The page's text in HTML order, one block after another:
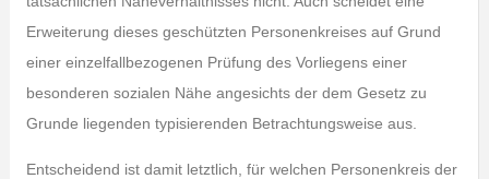
Erweiterung dieses geschützten Personenkreises auf Grund
einer einzelfallbezogenen Prüfung des Vorliegens einer
besonderen sozialen Nähe angesichts der dem Gesetz zu
Grunde liegenden typisierenden Betrachtungsweise aus.
Entscheidend ist damit letztlich, für welchen Personenkreis der